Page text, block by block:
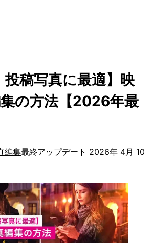
投稿写真に最適】映
の方法【2026年最
編集最終アップデート 2026年 4月 10